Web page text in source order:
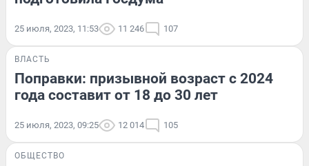
25 июля, 2023, 11:53 11 246 107
ВЛАСТЬ
Поправки: призывной возраст с 2024
года составит от 18 до 30 лет
25 июля, 2023, 09:25 12 014 105
ОБЩЕСТВО